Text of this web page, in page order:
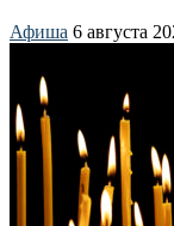
Афиша 6 августа